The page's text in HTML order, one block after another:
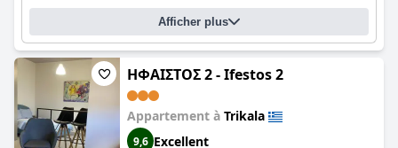
Afficher plus
ΗΦΑΙΣΤΟΣ 2 - Ifestos 2
Appartement à Trikala
9,6 Excellent